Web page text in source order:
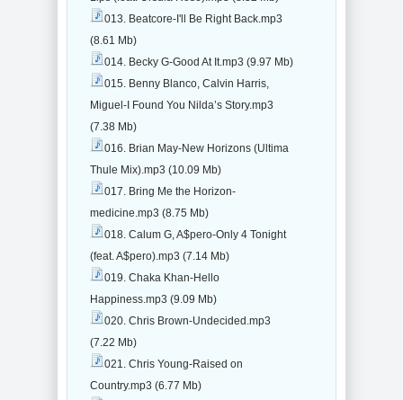
013. Beatcore-I'll Be Right Back.mp3
(8.61 Mb)
014. Becky G-Good At It.mp3 (9.97 Mb)
015. Benny Blanco, Calvin Harris,
Miguel-I Found You Nilda’s Story.mp3
(7.38 Mb)
016. Brian May-New Horizons (Ultima
Thule Mix).mp3 (10.09 Mb)
017. Bring Me the Horizon-
medicine.mp3 (8.75 Mb)
018. Calum G, A$pero-Only 4 Tonight
(feat. A$pero).mp3 (7.14 Mb)
019. Chaka Khan-Hello
Happiness.mp3 (9.09 Mb)
020. Chris Brown-Undecided.mp3
(7.22 Mb)
021. Chris Young-Raised on
Country.mp3 (6.77 Mb)